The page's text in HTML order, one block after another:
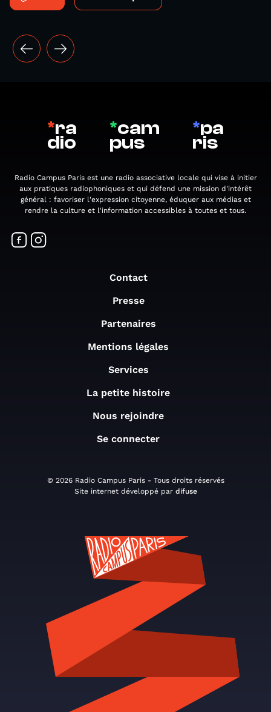
*ra
dio
*cam
pus
*pa
ris
Radio Campus Paris est une radio associative locale qui vise à initier
aux pratiques radiophoniques et qui défend une mission d'intérêt
général : favoriser l'expression citoyenne, éduquer aux médias et
rendre la culture et l'information accessibles à toutes et tous.
Contact
Presse
Partenaires
Mentions légales
Services
La petite histoire
Nous rejoindre
Se connecter
© 2026 Radio Campus Paris - Tous droits réservés
Site internet développé par difuse